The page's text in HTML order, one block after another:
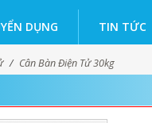
DỤNG TIN TỨC
/ Cân Bàn Điện Tử 30kg